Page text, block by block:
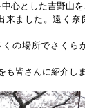
心とした吉野山
来ました。遠く奈
の場所でさくら
も皆さんに紹介しま